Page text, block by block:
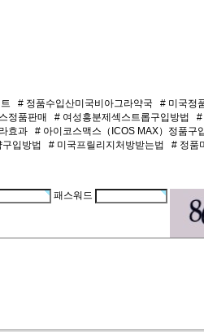
# 정품수입산미국비­아그라약국 # 미국정
정품판매 # 여성흥분제섹스트롭구입방법 #
효과 # 아이코스맥스（ICOS MAX）정품구
입방법
# 미국프­릴리지처방받는법 # 정품
패스워드